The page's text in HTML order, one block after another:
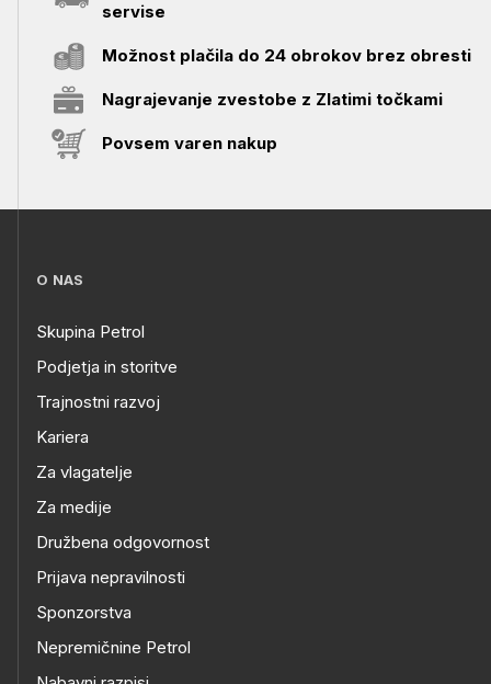
servise
Možnost plačila do 24 obrokov brez obresti
Nagrajevanje zvestobe z Zlatimi točkami
Povsem varen nakup
O NAS
Skupina Petrol
Podjetja in storitve
Trajnostni razvoj
Kariera
Za vlagatelje
Za medije
Družbena odgovornost
Prijava nepravilnosti
Sponzorstva
Nepremičnine Petrol